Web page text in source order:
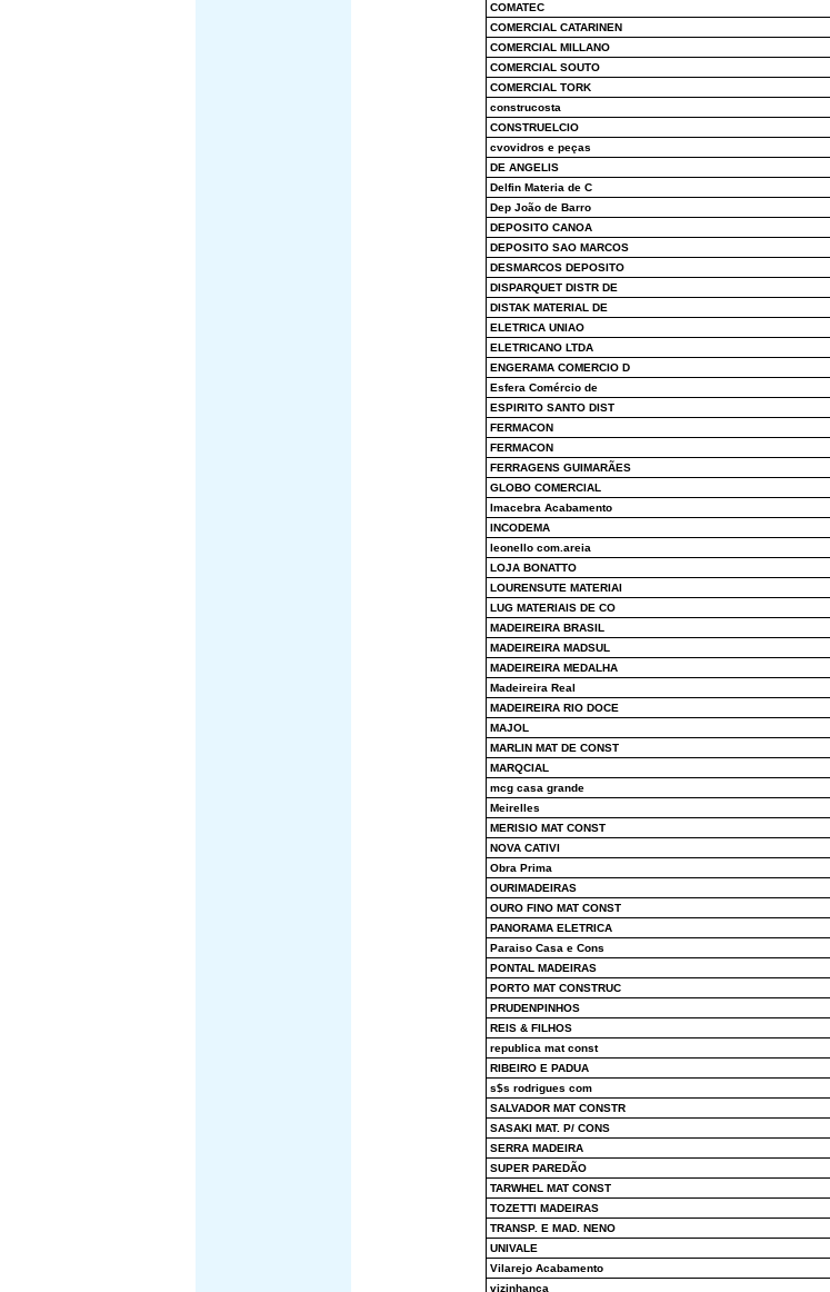
COMATEC
COMERCIAL CATARINEN
COMERCIAL MILLANO
COMERCIAL SOUTO
COMERCIAL TORK
construcosta
CONSTRUELCIO
cvovidros e peças
DE ANGELIS
Delfin Materia de C
Dep João de Barro
DEPOSITO CANOA
DEPOSITO SAO MARCOS
DESMARCOS DEPOSITO
DISPARQUET DISTR DE
DISTAK MATERIAL DE
ELETRICA UNIAO
ELETRICANO LTDA
ENGERAMA COMERCIO D
Esfera Comércio de
ESPIRITO SANTO DIST
FERMACON
FERMACON
FERRAGENS GUIMARÃES
GLOBO COMERCIAL
Imacebra Acabamento
INCODEMA
leonello com.areia
LOJA BONATTO
LOURENSUTE MATERIAI
LUG MATERIAIS DE CO
MADEIREIRA BRASIL
MADEIREIRA MADSUL
MADEIREIRA MEDALHA
Madeireira Real
MADEIREIRA RIO DOCE
MAJOL
MARLIN MAT DE CONST
MARQCIAL
mcg casa grande
Meirelles
MERISIO MAT CONST
NOVA CATIVI
Obra Prima
OURIMADEIRAS
OURO FINO MAT CONST
PANORAMA ELETRICA
Paraiso Casa e Cons
PONTAL MADEIRAS
PORTO MAT CONSTRUC
PRUDENPINHOS
REIS & FILHOS
republica mat const
RIBEIRO E PADUA
s$s rodrigues com
SALVADOR MAT CONSTR
SASAKI MAT. P/ CONS
SERRA MADEIRA
SUPER PAREDÃO
TARWHEL MAT CONST
TOZETTI MADEIRAS
TRANSP. E MAD. NENO
UNIVALE
Vilarejo Acabamento
vizinhanca